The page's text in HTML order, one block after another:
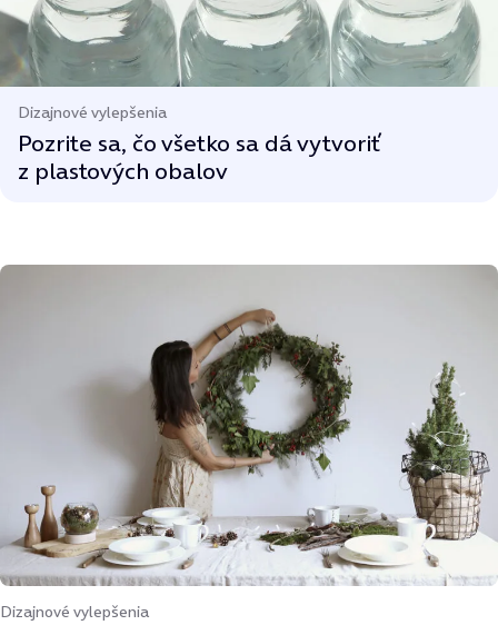
Dizajnové vylepšenia
Pozrite sa, čo všetko sa dá vytvoriť
z plastových obalov
Dizajnové vylepšenia